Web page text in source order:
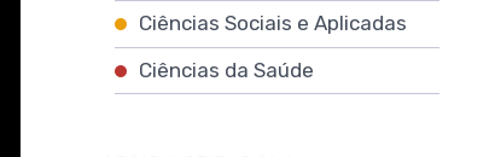
Ciências Sociais e Aplicadas
Ciências da Saúde